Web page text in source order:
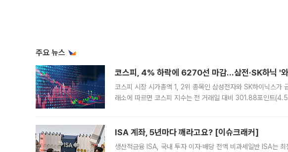
주요 뉴스
코스피, 4% 하락에 6270선 마감…삼전·SK하닉 '
코스피 시장 시가총액 1, 2위 종목인 삼성전자와 SK하이닉스가
래소에 따르면 코스피 지수는 전 거래일 대비 301.88포인트
ISA 계좌, 5년마다 깨라고요? [이슈크래커]
생산적금융 ISA, 국내 투자 이자·배당 전액 비과세일반 ISA는